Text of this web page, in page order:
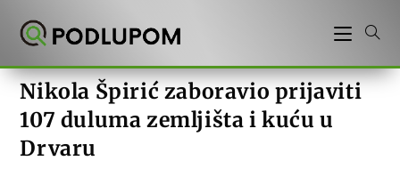
Nikola Špirić zaboravio prijaviti
107 duluma zemljišta i kuću u
Drvaru